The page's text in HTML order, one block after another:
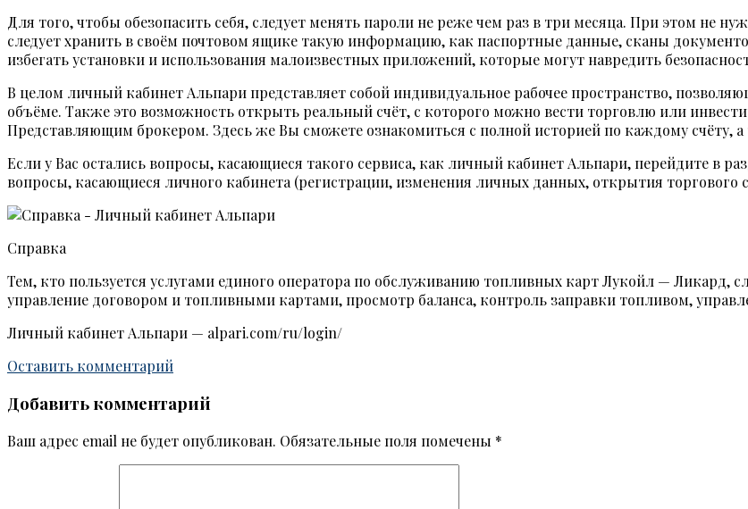
Для того, чтобы обезопасить себя, следует менять пароли не реже чем раз в три месяца. При этом не
следует хранить в своём почтовом ящике такую информацию, как паспортные данные, сканы
избегать установки и использования малоизвестных приложений, которые могут навредить
В целом личный кабинет Альпари представляет собой индивидуальное рабочее пространство,
объёме. Также это возможность открыть реальный счёт, с которого можно вести торговлю или
Представляющим брокером. Здесь же Вы сможете ознакомиться с полной историей по каждому счёту,
Если у Вас остались вопросы, касающиеся такого сервиса, как личный кабинет Альпари, перейдите в
вопросы, касающиеся личного кабинета (регистрации, изменения личных данных, открытия торгового
Справка
Тем, кто пользуется услугами единого оператора по обслуживанию топливных карт Лукойл — Ликард,
управление договором и топливными картами, просмотр баланса, контроль заправки топливом,
Личный кабинет Альпари — alpari.com/ru/login/
Оставить комментарий
Добавить комментарий
Ваш адрес email не будет опубликован. Обязательные поля помечены *